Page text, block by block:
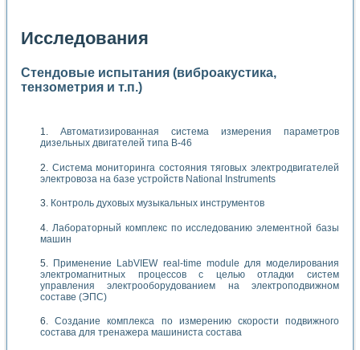
Исследования
Стендовые испытания (виброакустика,
тензометрия и т.п.)
Автоматизированная система измерения параметров
дизельных двигателей типа В-46
Система мониторинга состояния тяговых электродвигателей
электровоза на базе устройств National Instruments
Контроль духовых музыкальных инструментов
Лабораторный комплекс по исследованию элементной базы
машин
Применение LabVIEW real-time module для моделирования
электромагнитных процессов с целью отладки систем
управления электрооборудованием на электроподвижном
составе (ЭПС)
Создание комплекса по измерению скорости подвижного
состава для тренажера машиниста состава